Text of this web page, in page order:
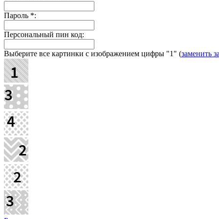
Пароль *:
Персональный пин код:
Выберите все картинки с изображением цифры "1" (заменить